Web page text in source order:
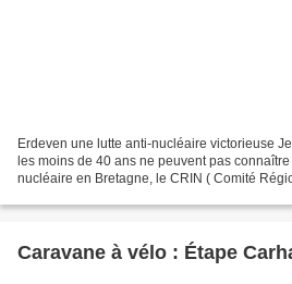
Erdeven une lutte anti-nucléaire victorieuse
les moins de 40 ans ne peuvent pas
nucléaire en Bretagne, le CRIN ( Comité
Caravane à vélo : Étape